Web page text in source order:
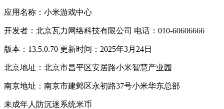
应用名称：小米游戏中心
开发者：北京瓦力网络科技有限公司 电话：010-60606666
版本：13.5.0.70 更新时间：2025年3月24日
北京地址：北京市昌平区安居路小米智慧产业园
南京地址：南京市建邺区永初路37号小米华东总部
未成年人防沉迷系统米币